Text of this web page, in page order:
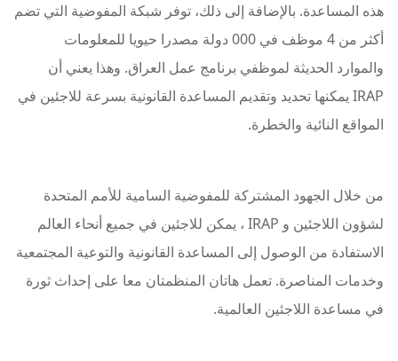
هذه المساعدة. بالإضافة إلى ذلك، توفر شبكة المفوضية التي تضم
أكثر من 4 موظف في 000 دولة مصدرا حيويا للمعلومات
والموارد الحديثة لموظفي برنامج عمل العراق. وهذا يعني أن
IRAP يمكنها تحديد وتقديم المساعدة القانونية بسرعة للاجئين في
المواقع النائية والخطرة.
من خلال الجهود المشتركة للمفوضية السامية للأمم المتحدة
لشؤون اللاجئين و IRAP ، يمكن للاجئين في جميع أنحاء العالم
الاستفادة من الوصول إلى المساعدة القانونية والتوعية المجتمعية
وخدمات المناصرة. تعمل هاتان المنظمتان معا على إحداث ثورة
في مساعدة اللاجئين العالمية.